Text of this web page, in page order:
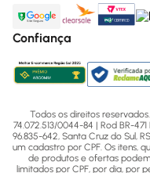
Confiança
Todos os direitos
74.072.513/0044-84 | Rod BR-
96.835-642, Santa Cruz do Sul,
um cadastro por CPF. Os itens,
de produtos e ofertas
limitados por CPF, por dia, por